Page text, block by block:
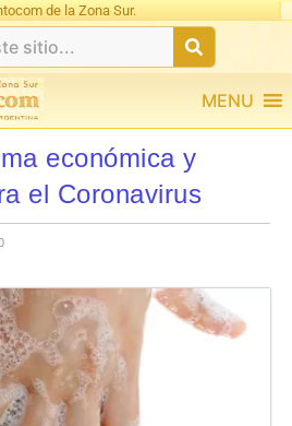
de la Zona Sur.
MENU
económica y
el Coronavirus